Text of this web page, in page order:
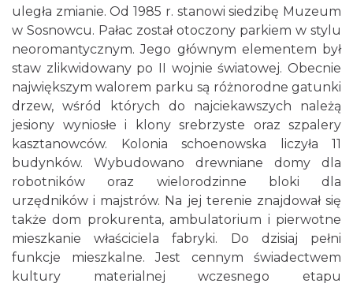
uległa zmianie. Od 1985 r. stanowi siedzibę Muzeum
w Sosnowcu. Pałac został otoczony parkiem w stylu
neoromantycznym. Jego głównym elementem był
staw zlikwidowany po II wojnie światowej. Obecnie
największym walorem parku są różnorodne gatunki
drzew, wśród których do najciekawszych należą
jesiony wyniosłe i klony srebrzyste oraz szpalery
kasztanowców. Kolonia schoenowska liczyła 11
budynków. Wybudowano drewniane domy dla
robotników oraz wielorodzinne bloki dla
urzędników i majstrów. Na jej terenie znajdował się
także dom prokurenta, ambulatorium i pierwotne
mieszkanie właściciela fabryki. Do dzisiaj pełni
funkcje mieszkalne. Jest cennym świadectwem
kultury materialnej wczesnego etapu